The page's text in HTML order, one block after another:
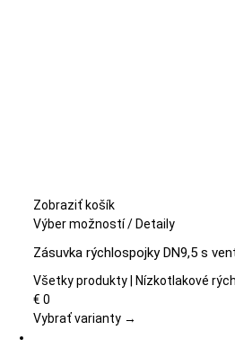
Zobraziť košík
Výber možností Tento
má
viacero
Možnosti
/Detaily
Zásuvka rýchlospojky DN9,5 s
Všetky produkty | Nízkotlakové
€ 0
Vybrať varianty →